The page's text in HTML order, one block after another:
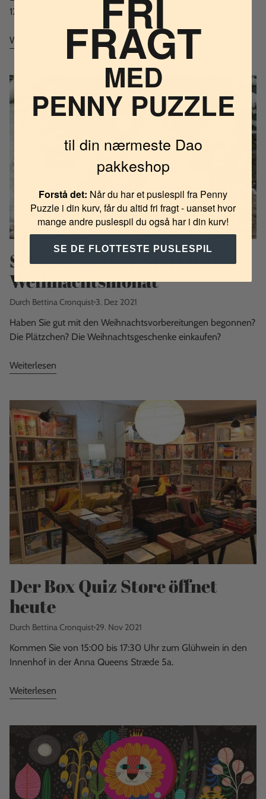
12 - 17:30 Uhr
Weiterlesen
Schöner weißer Start in den
Weihnachtsmonat
Durch Bettina Cronquist 3. Dez 2021
Haben Sie gut mit den Weihnachtsvorbereitungen begonnen?
Die Plätzchen? Die Weihnachtsgeschenke einkaufen?
Weiterlesen
Der Box Quiz Store öffnet
heute
Durch Bettina Cronquist 29. Nov 2021
Kommen Sie von 15:00 bis 17:30 Uhr zum Glühwein in den
Innenhof in der Anna Queens Stræde 5a.
Weiterlesen
FRAGT
MED
PENNY PUZZLE
til din nærmeste Dao
pakkeshop
Forstå det: Når du har et puslespil fra Penny
Puzzle i din kurv, får du altid fri fragt - uanset hvor
mange andre puslespil du også har i din kurv!
SE DE FLOTTESTE PUSLESPIL